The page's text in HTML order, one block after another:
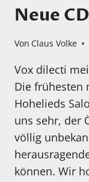
Neue
Von Claus Volke
Vox dilecti
Die frühesten
Hohelieds
uns sehr, der
völlig
können. Wir